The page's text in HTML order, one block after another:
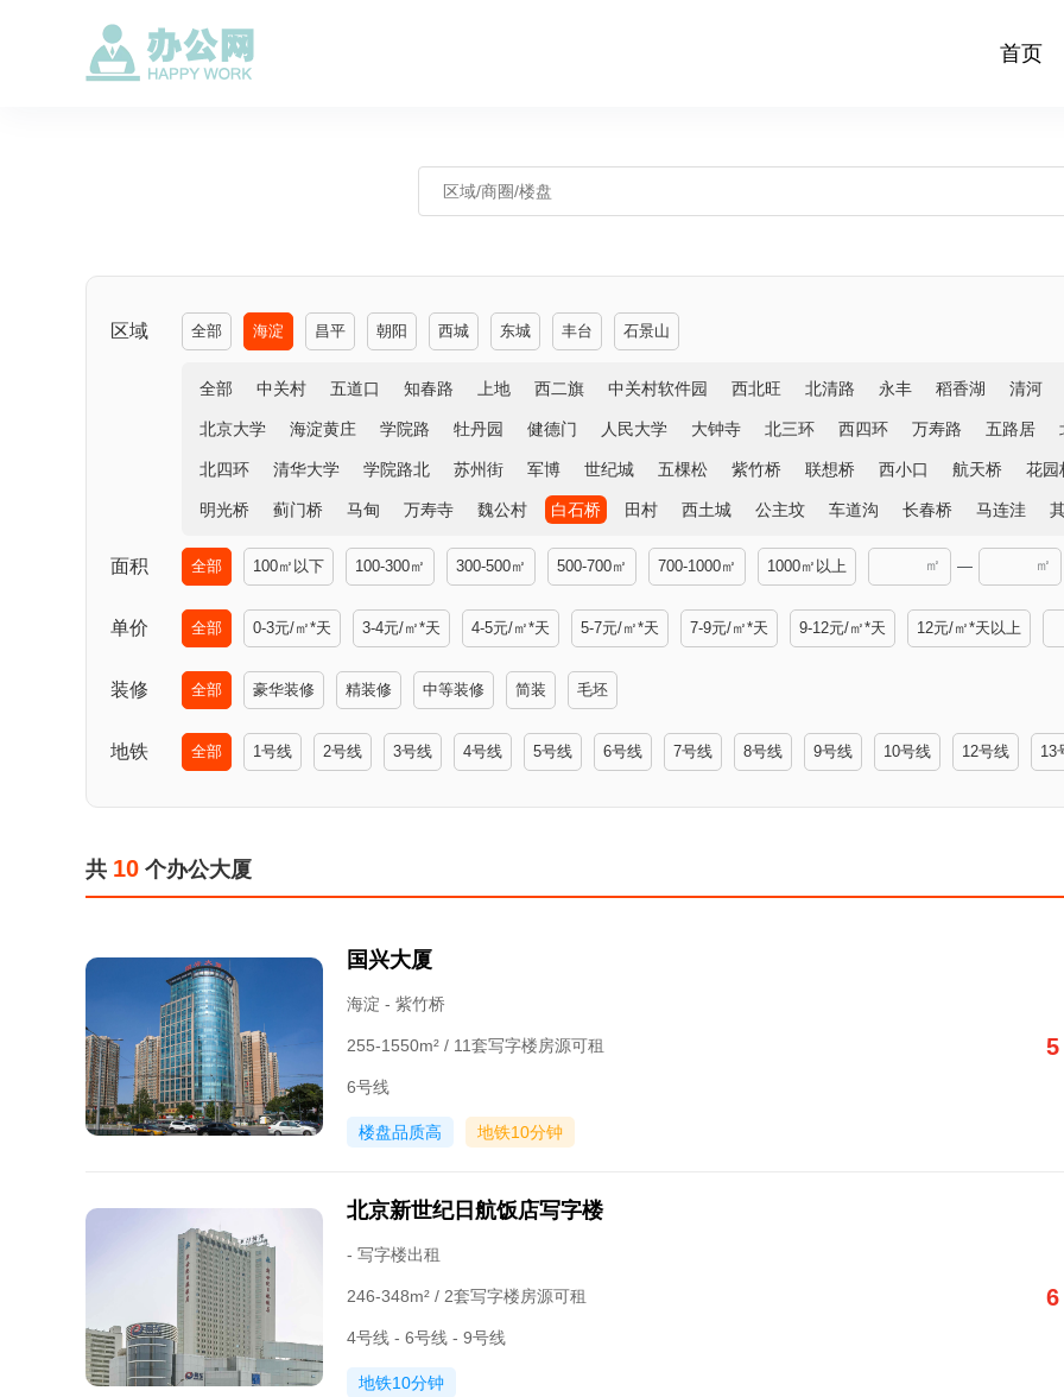
首页
区域 全部 海淀 昌平 朝阳 西城 东城 丰台 石景山
全部 中关村 五道口 知春路 上地 西二旗 中关村软件园 西北旺 北清路 永丰 稻香湖 清河
北京大学 海淀黄庄 学院路 牡丹园 健德门 人民大学 大钟寺 北三环 西四环 万寿路 五路居
北四环 清华大学 学院路北 苏州街 军博 世纪城 五棵松 紫竹桥 联想桥 西小口 航天桥 花园
明光桥 蓟门桥 马甸 万寿寺 魏公村 白石桥 田村 西土城 公主坟 车道沟 长春桥 马连洼
面积 全部 100㎡以下 100-300㎡ 300-500㎡ 500-700㎡ 700-1000㎡ 1000㎡以上 ㎡ — ㎡
单价 全部 0-3元/㎡*天 3-4元/㎡*天 4-5元/㎡*天 5-7元/㎡*天 7-9元/㎡*天 9-12元/㎡*天 12元/㎡*天以上
装修 全部 豪华装修 精装修 中等装修 简装 毛坯
地铁 全部 1号线 2号线 3号线 4号线 5号线 6号线 7号线 8号线 9号线 10号线 12号线 13
共 10 个办公大厦
国兴大厦
海淀 - 紫竹桥
255-1550m² / 11套写字楼房源可租
6号线
楼盘品质高 地铁10分钟
5
北京新世纪日航饭店写字楼
- 写字楼出租
246-348m² / 2套写字楼房源可租
4号线 - 6号线 - 9号线
地铁10分钟
6